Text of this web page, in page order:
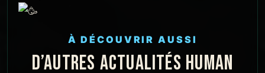
À DÉCOUVRIR AUSSI
D’AUTRES ACTUALITÉS HUMAN